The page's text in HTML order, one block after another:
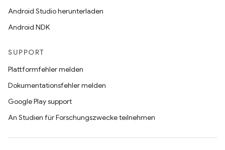
Android Studio herunterladen
Android NDK
SUPPORT
Plattformfehler melden
Dokumentationsfehler melden
Google Play support
An Studien für Forschungszwecke teilnehmen